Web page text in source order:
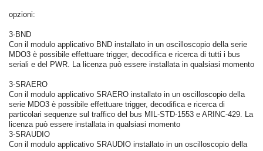
opzioni:
3-BND
Con il modulo applicativo BND installato in un oscilloscopio della serie
MDO3 è possibile effettuare trigger, decodifica e ricerca di tutti i bus
seriali e del PWR. La licenza può essere installata in qualsiasi momento
3-SRAERO
Con il modulo applicativo SRAERO installato in un oscilloscopio della
serie MDO3 è possibile effettuare trigger, decodifica e ricerca di
particolari sequenze sul traffico del bus MIL-STD-1553 e ARINC-429. La
licenza può essere installata in qualsiasi momento
3-SRAUDIO
Con il modulo applicativo SRAUDIO installato in un oscilloscopio della